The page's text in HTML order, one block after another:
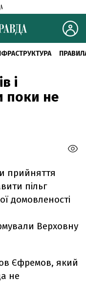
і
поки не
прийняття
пільг
домовленості
Верховну
Єфремов, який
не